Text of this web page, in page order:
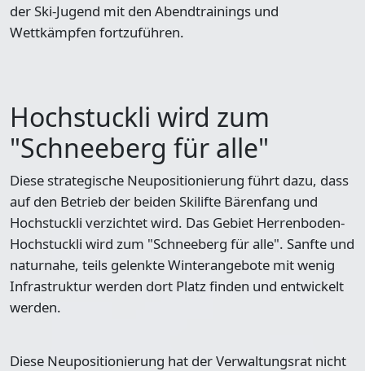
der Ski-Jugend mit den Abendtrainings und
Wettkämpfen fortzuführen.
Hochstuckli wird zum
"Schneeberg für alle"
Diese strategische Neupositionierung führt dazu, dass
auf den Betrieb der beiden Skilifte Bärenfang und
Hochstuckli verzichtet wird. Das Gebiet Herrenboden-
Hochstuckli wird zum "Schneeberg für alle". Sanfte und
naturnahe, teils gelenkte Winterangebote mit wenig
Infrastruktur werden dort Platz finden und entwickelt
werden.
Diese Neupositionierung hat der Verwaltungsrat nicht